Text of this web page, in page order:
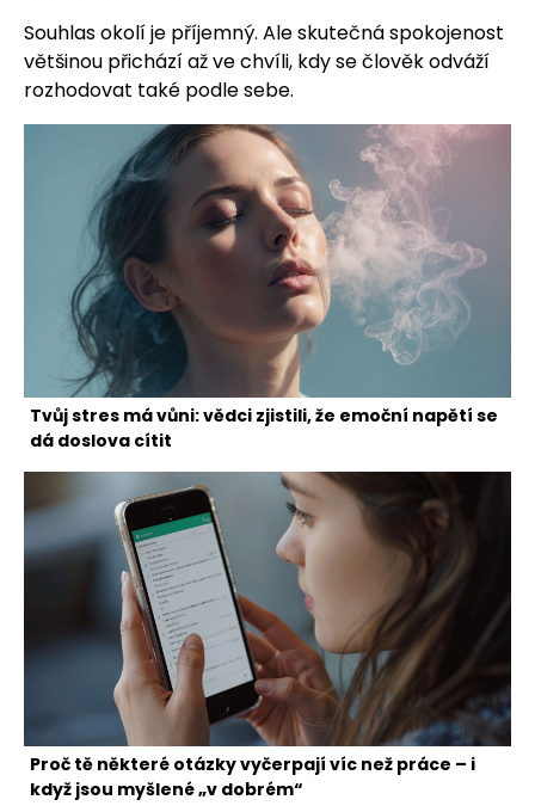
Souhlas okolí je příjemný. Ale skutečná spokojenost
většinou přichází až ve chvíli, kdy se člověk odváží
rozhodovat také podle sebe.
Tvůj stres má vůni: vědci zjistili, že emoční napětí se
dá doslova cítit
Proč tě některé otázky vyčerpají víc než práce – i
když jsou myšlené „v dobrém“